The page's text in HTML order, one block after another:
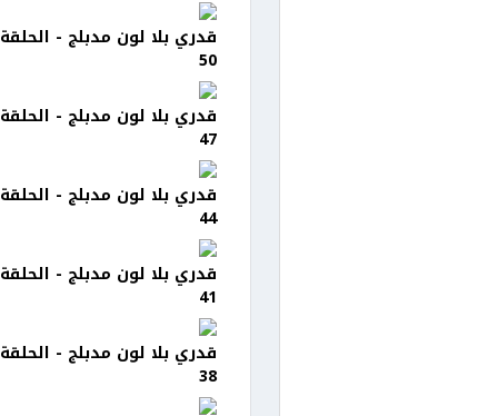
قدري بلا لون مدبلج - الحلقة
50
قدري بلا لون مدبلج - الحلقة
47
قدري بلا لون مدبلج - الحلقة
44
قدري بلا لون مدبلج - الحلقة
41
قدري بلا لون مدبلج - الحلقة
38